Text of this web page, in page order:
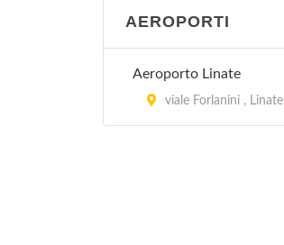
AEROPORTI
Aeroporto Linate
viale Forlanini , Linate